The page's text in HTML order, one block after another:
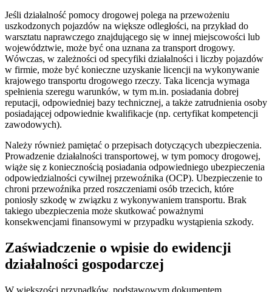
Jeśli działalność pomocy drogowej polega na przewożeniu
uszkodzonych pojazdów na większe odległości, na przykład do
warsztatu naprawczego znajdującego się w innej miejscowości lub
województwie, może być ona uznana za transport drogowy.
Wówczas, w zależności od specyfiki działalności i liczby pojazdów
w firmie, może być konieczne uzyskanie licencji na wykonywanie
krajowego transportu drogowego rzeczy. Taka licencja wymaga
spełnienia szeregu warunków, w tym m.in. posiadania dobrej
reputacji, odpowiedniej bazy technicznej, a także zatrudnienia osoby
posiadającej odpowiednie kwalifikacje (np. certyfikat kompetencji
zawodowych).
Należy również pamiętać o przepisach dotyczących ubezpieczenia.
Prowadzenie działalności transportowej, w tym pomocy drogowej,
wiąże się z koniecznością posiadania odpowiedniego ubezpieczenia
odpowiedzialności cywilnej przewoźnika (OCP). Ubezpieczenie to
chroni przewoźnika przed roszczeniami osób trzecich, które
poniosły szkodę w związku z wykonywaniem transportu. Brak
takiego ubezpieczenia może skutkować poważnymi
konsekwencjami finansowymi w przypadku wystąpienia szkody.
Zaświadczenie o wpisie do ewidencji
działalności gospodarczej
W większości przypadków, podstawowym dokumentem